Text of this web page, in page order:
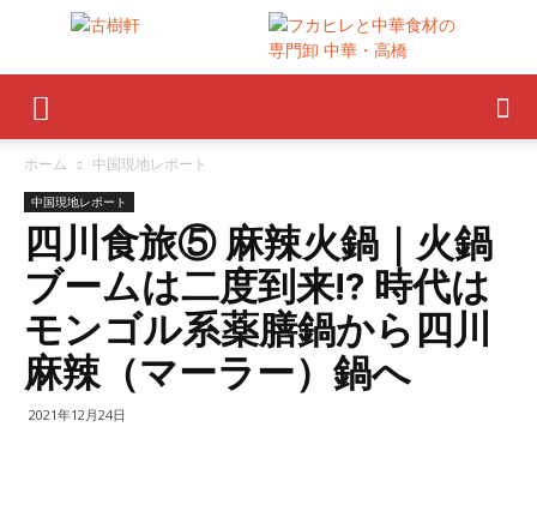
ホーム 中国現地レポート
中国現地レポート
四川食旅⑤ 麻辣火鍋｜火鍋
ブームは二度到来!? 時代は
モンゴル系薬膳鍋から四川
麻辣（マーラー）鍋へ
2021年12月24日